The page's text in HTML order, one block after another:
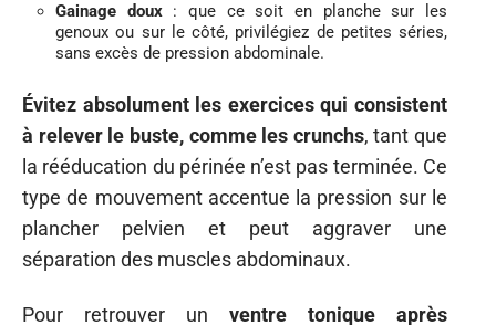
Gainage doux: que ce soit en planche sur les
genoux ou sur le côté, privilégiez de petites séries,
sans excès de pression abdominale.
Évitez absolument les exercices qui consistent
à relever le buste, comme les crunchs, tant que
la rééducation du périnée n’est pas terminée. Ce
type de mouvement accentue la pression sur le
plancher pelvien et peut aggraver une
séparation des muscles abdominaux.
Pour retrouver un ventre tonique après